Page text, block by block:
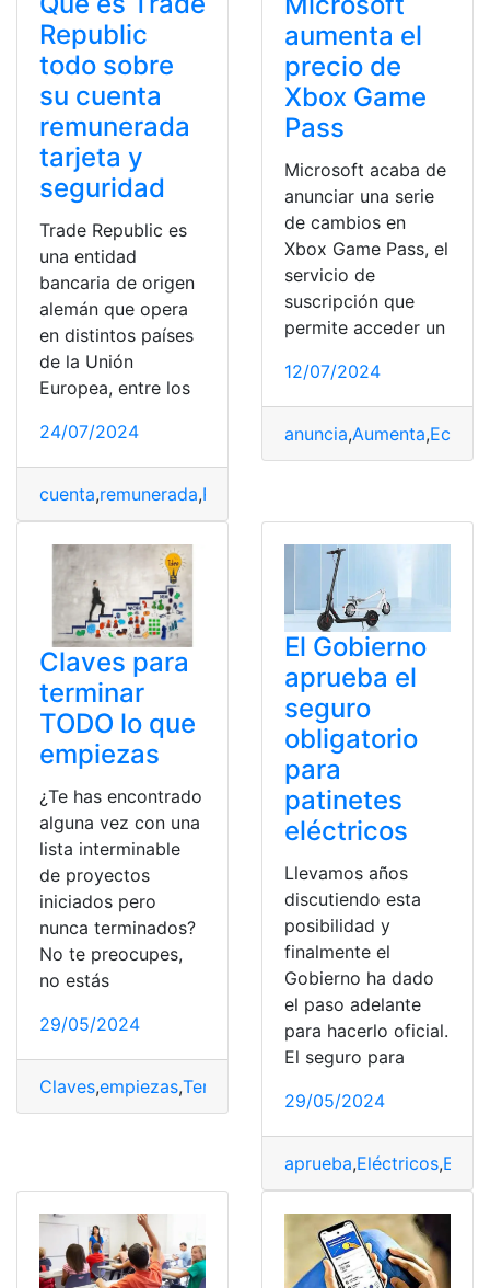
Republic
todo sobre
su cuenta
remunerada
tarjeta y
seguridad
Trade Republic es
una entidad
bancaria de origen
alemán que opera
en distintos países
de la Unión
Europea, entre los
24/07/2024
cuenta,remunerada,Republic
aumenta el
precio de
Xbox Game
Pass
Microsoft acaba de
anunciar una serie
de cambios en
Xbox Game Pass, el
servicio de
suscripción que
permite acceder un
12/07/2024
anuncia,Aumenta,
Claves para
terminar
TODO lo que
empiezas
¿Te has encontrado
alguna vez con una
lista interminable
de proyectos
iniciados pero
nunca terminados?
No te preocupes,
no estás
29/05/2024
Claves,empiezas,Terminar
El Gobierno
aprueba el
seguro
obligatorio
para
patinetes
eléctricos
Llevamos años
discutiendo esta
posibilidad y
finalmente el
Gobierno ha dado
el paso adelante
para hacerlo oficial.
El seguro para
29/05/2024
aprueba,Eléctricos,